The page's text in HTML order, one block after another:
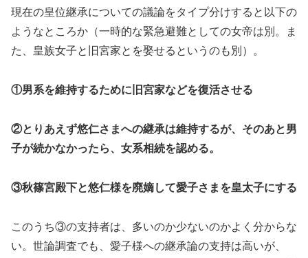
現在の皇位継承についての議論をタイプ分けすると以下の
ようなところか（一時的な緊急避難としての女帝は別。ま
た、皇族女子と旧宮家とを娶せるというのも別）。
①男系を維持するために旧宮家などを復活させる
②とりあえず悠仁さまへの継承は維持するが、そのあと男
子が続かなかったら、女系相続を認める。
③秋篠宮殿下と悠仁様を廃嫡して愛子さまを皇太子にする
このうち③の支持者は、多いのか少ないのかよく分からな
い。世論調査でも、愛子様への継承論の支持は高いが、